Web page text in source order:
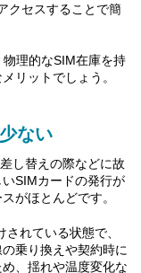
クセスすることで簡
理的なSIM在庫を持
リットでしょう。
ない
し替えの際などに故
SIMカードの発行が
がほとんどです。
れている状態で、
乗り換えや契約時に
、揺れや温度変化な